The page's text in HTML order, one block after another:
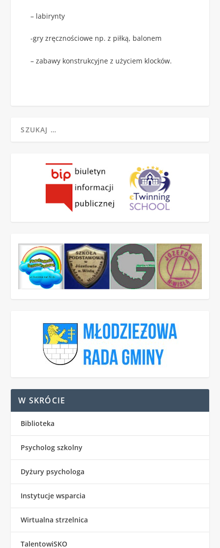
– labirynty
-gry zręcznościowe np. z piłką, balonem
– zabawy konstrukcyjne z użyciem klocków.
W SKRÓCIE
Biblioteka
Psycholog szkolny
Dyżury psychologa
Instytucje wsparcia
Wirtualna strzelnica
TalentowiSKO